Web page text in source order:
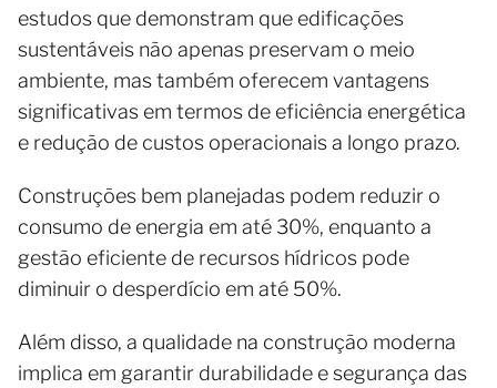
estudos que demonstram que edificações
sustentáveis não apenas preservam o meio
ambiente, mas também oferecem vantagens
significativas em termos de eficiência energética
e redução de custos operacionais a longo prazo.
Construções bem planejadas podem reduzir o
consumo de energia em até 30%, enquanto a
gestão eficiente de recursos hídricos pode
diminuir o desperdício em até 50%.
Além disso, a qualidade na construção moderna
implica em garantir durabilidade e segurança das